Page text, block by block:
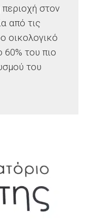
στον
από τις
οικολογικό
60% του πιο
του